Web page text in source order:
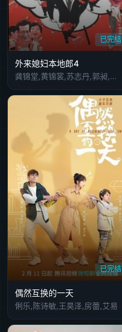
已完结
外来媳妇本地郎4
龚锦堂,黄锦裳,苏志丹,郭昶,彭新智,徐若琪,丁玲,虎艳芬,钱莹,郝莲露,李俊毅,张纹博,何文茵,王辰,谢恩,毛琳,林星云,卢海潮,卢秋萍,马小倩,陈坚雄,黄俊英,舒力生,吴苏妹,张和平,邝祖乐,刘涛,周小镔,黄慧颐,潘结
已完结
偶然互换的一天
俐乐,陈诗敏,王昊泽,房蕾,艾易